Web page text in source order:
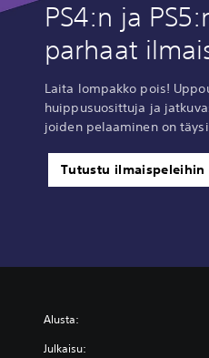
PS4:n ja
parhaat
Laita lompakko pois!
huippusuosittuja ja
joiden pelaaminen on
Tutustu ilmaispeleihin
Alusta:
Julkaisu: